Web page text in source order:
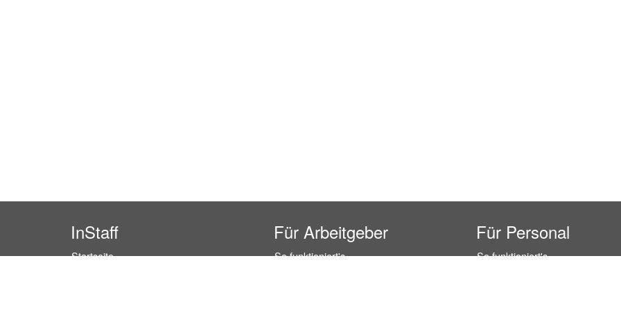
InStaff
Startseite
Für Arbeitgeber
So funktioniert's
Für Personal
So funktioniert's